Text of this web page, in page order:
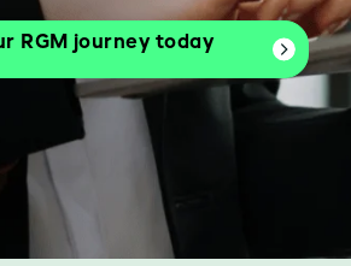
RGM journey today